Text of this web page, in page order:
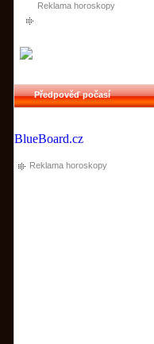
Reklama horoskopy
Předpověď počasí
BlueBoard.cz
Reklama horoskopy